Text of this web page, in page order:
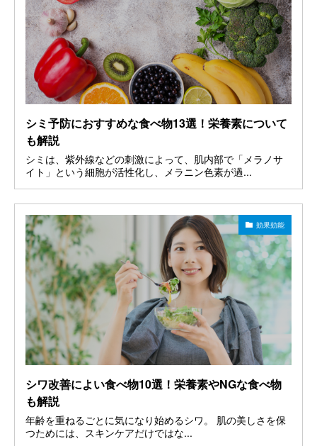
シミ予防におすすめな食べ物13選！栄養素について
も解説
シミは、紫外線などの刺激によって、肌内部で「メラノサ
イト」という細胞が活性化し、メラニン色素が過...
効果効能
シワ改善によい食べ物10選！栄養素やNGな食べ物
も解説
年齢を重ねるごとに気になり始めるシワ。 肌の美しさを保
つためには、スキンケアだけではな...